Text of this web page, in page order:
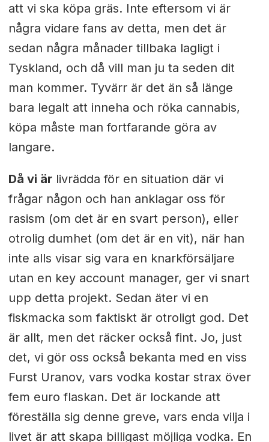
att vi ska köpa gräs. Inte eftersom vi är
några vidare fans av detta, men det är
sedan några månader tillbaka lagligt i
Tyskland, och då vill man ju ta seden dit
man kommer. Tyvärr är det än så länge
bara legalt att inneha och röka cannabis,
köpa måste man fortfarande göra av
langare.
Då vi ärlivrädda för en situation där vi
frågar någon och han anklagar oss för
rasism (om det är en svart person), eller
otrolig dumhet (om det är en vit), när han
inte alls visar sig vara en knarkförsäljare
utan en key account manager, ger vi snart
upp detta projekt. Sedan äter vi en
fiskmacka som faktiskt är otroligt god. Det
är allt, men det räcker också fint. Jo, just
det, vi gör oss också bekanta med en viss
Furst Uranov, vars vodka kostar strax över
fem euro flaskan. Det är lockande att
föreställa sig denne greve, vars enda vilja i
livet är att skapa billigast möjliga vodka. En